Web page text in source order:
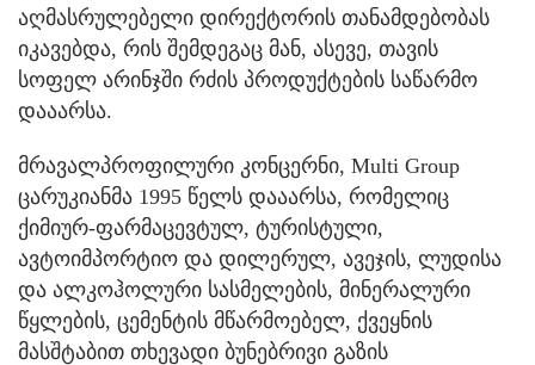
აღმასრულებელი დირექტორის თანამდებობას
იკავებდა, რის შემდეგაც მან, ასევე, თავის
სოფელ არინჯში რძის პროდუქტების საწარმო
დააარსა.
მრავალპროფილური კონცერნი, Multi Group
ცარუკიანმა 1995 წელს დააარსა, რომელიც
ქიმიურ-ფარმაცევტულ, ტურისტული,
ავტოიმპორტიო და დილერულ, ავეჯის, ლუდისა
და ალკოჰოლური სასმელების, მინერალური
წყლების, ცემენტის მწარმოებელ, ქვეყნის
მასშტაბით თხევადი ბუნებრივი გაზის